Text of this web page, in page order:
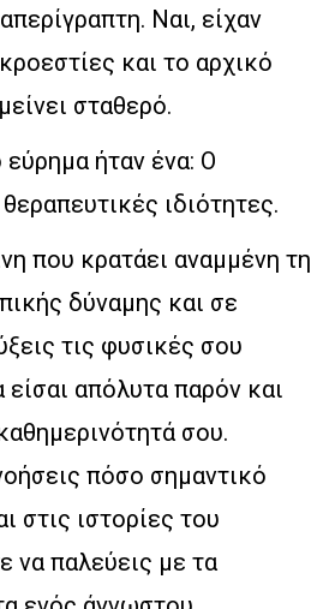
Ναι, είχαν
και το αρχικό
σταθερό.
εύρημα ήταν ένα: Ο
ιδιότητες.
που κρατάει αναμμένη τη
δύναμης και σε
τις φυσικές σου
είσαι απόλυτα παρόν και
σου.
πόσο σημαντικό
στις ιστορίες του
να παλεύεις με τα